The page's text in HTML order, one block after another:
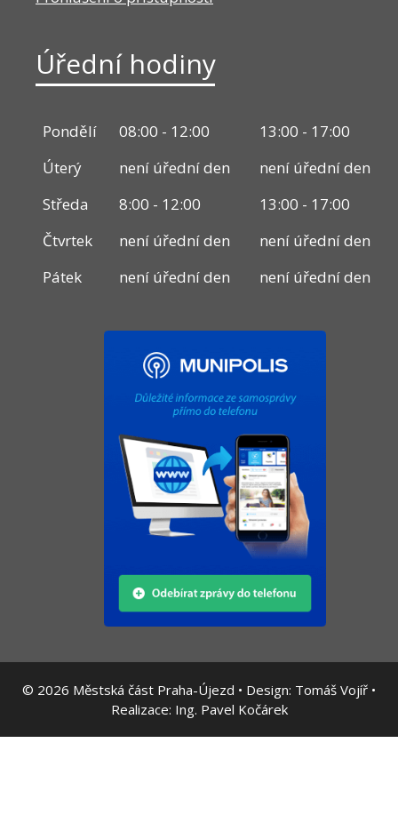
Úřední hodiny
Pondělí 08:00 - 12:00
13:00 - 17:00
Úterý
není úřední den
není úřední den
Středa
8:00 - 12:00
13:00 - 17:00
Čtvrtek
není úřední den
není úřední den
Pátek
není úřední den není úřední den
© 2026 Městská část Praha-Újezd • Design: Tomáš Vojíř •
Realizace: Ing. Pavel Kočárek